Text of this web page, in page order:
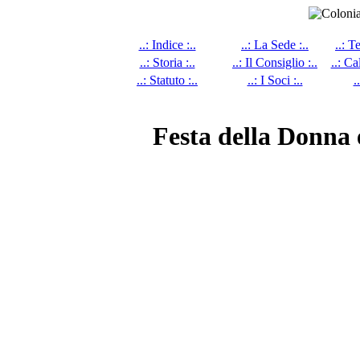
..: Indice :.. ..: La Sede :..
..:
..: Storia :..
..: Il Consiglio :..
..:
..: Statuto :..
..: I Soci :..
Festa della Donna